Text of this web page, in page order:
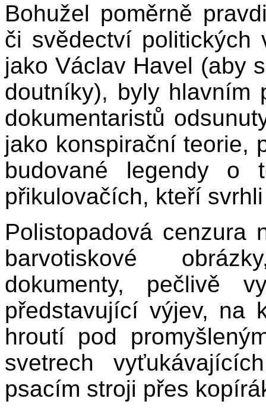
Bohužel poměrně
či svědectví politických
jako Václav Havel (aby
doutníky), byly hlavním
dokumentaristů
jako konspirační teorie,
budované legendy o
přikulovačích, kteří
Polistopadová cenzura
barvotiskové
dokumenty, pečlivě
představující výjev, na
hroutí pod
svetrech
psacím stroji přes